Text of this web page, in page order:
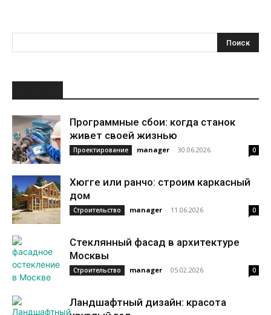
Программные сбои: когда станок
живет своей жизнью
Проектирование manager - 30.06.2026 0
Хюгге или ранчо: строим каркасный
дом
Строительство manager - 11.06.2026 0
Стеклянный фасад в архитектуре
Москвы
Строительство manager - 05.02.2026 0
Ландшафтный дизайн: красота